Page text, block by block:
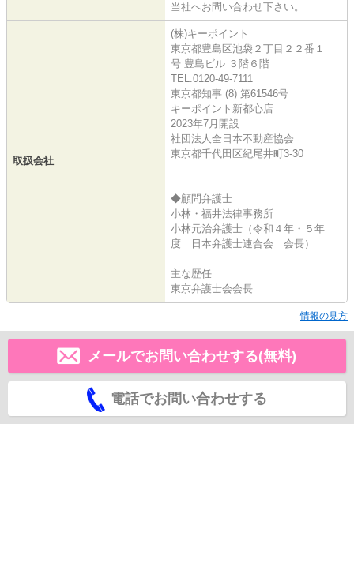
当社へお問い合わせ下さい。
取扱会社
(株)キーポイント
東京都豊島区池袋２丁目２２番１
号 豊島ビル ３階６階
TEL:0120-49-7111
東京都知事 (8) 第61546号
キーポイント新都心店
2023年7月開設
社団法人全日本不動産協会
東京都千代田区紀尾井町3-30
◆顧問弁護士
小林・福井法律事務所
小林元治弁護士（令和４年・５年
度 日本弁護士連合会 会長）
主な歴任
東京弁護士会会長
情報の見方
メールでお問い合わせする(無料)
電話でお問い合わせする